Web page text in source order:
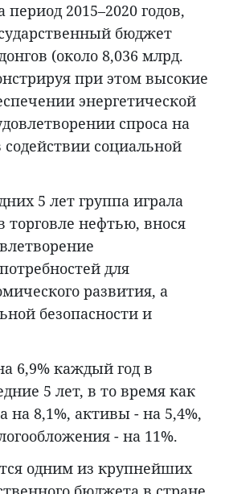
2015–2020 годов,
бюджет
(около 8,036 млрд.
при этом высокие
энергетической
спроса на
социальной
5 лет группа играла
нефтью, внося
для
развития, а
безопасности и
6,9% каждый год в
5 лет, в то время как
на 8,1%, активы - на 5,4%,
- на 11%.
одним из крупнейших